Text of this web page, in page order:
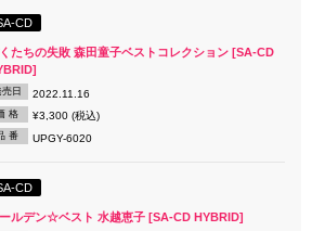
CD
たちの失敗 森田童子ベストコレクション [SA-CD
売日 2022.11.16
格 ¥3,300 (税込)
番 UPGY-6020
CD
ルデン☆ベスト 水越恵子 [SA-CD HYBRID]